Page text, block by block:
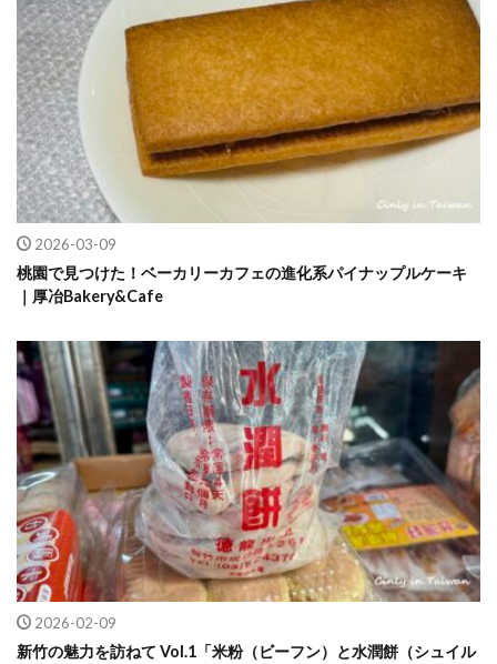
2026-03-09
桃園で見つけた！ベーカリーカフェの進化系パイナップルケーキ
｜厚冶Bakery&Cafe
2026-02-09
新竹の魅力を訪ねて Vol.1「米粉（ビーフン）と水潤餅（シュイル